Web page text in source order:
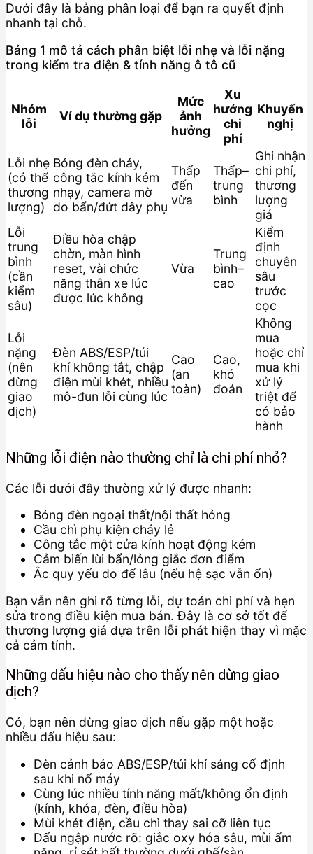
Dưới đây là bảng phân loại để bạn ra quyết định
nhanh tại chỗ.
Bảng 1 mô tả cách phân biệt lỗi nhẹ và lỗi nặng
trong kiểm tra điện & tính năng ô tô cũ
Nhóm
lỗi
Ví dụ thường gặp
Mức
ảnh
hưởng
Xu
hướng
chi
phí
Khuyến
nghị
Lỗi nhẹ
(có thể
thương
lượng)
Bóng đèn cháy,
công tắc kính kém
nhạy, camera mờ
do bẩn/đứt dây phụ
Thấp
đến
vừa
Thấp–
trung
bình
Ghi nhận
chi phí,
thương
lượng
giá
Lỗi
trung
bình
(cần
kiểm
sâu)
Điều hòa chập
chờn, màn hình
reset, vài chức
năng thân xe lúc
được lúc không
Vừa
Trung
bình–
cao
Kiểm
định
chuyên
sâu
trước
cọc
Lỗi
nặng
(nên
dừng
giao
dịch)
Đèn ABS/ESP/túi
khí không tắt, chập
điện mùi khét, nhiều
mô-đun lỗi cùng lúc
Cao
(an
toàn)
Cao,
khó
đoán
Không
mua
hoặc chỉ
mua khi
xử lý
triệt để
có bảo
hành
Những lỗi điện nào thường chỉ là chi phí nhỏ?
Các lỗi dưới đây thường xử lý được nhanh:
Bóng đèn ngoại thất/nội thất hỏng
Cầu chì phụ kiện cháy lẻ
Công tắc một cửa kính hoạt động kém
Cảm biến lùi bẩn/lỏng giắc đơn điểm
Ắc quy yếu do để lâu (nếu hệ sạc vẫn ổn)
Bạn vẫn nên ghi rõ từng lỗi, dự toán chi phí và hẹn
sửa trong điều kiện mua bán. Đây là cơ sở tốt để
thương lượng giá dựa trên lỗi phát hiện thay vì mặc
cả cảm tính.
Những dấu hiệu nào cho thấy nên dừng giao
dịch?
Có, bạn nên dừng giao dịch nếu gặp một hoặc
nhiều dấu hiệu sau:
Đèn cảnh báo ABS/ESP/túi khí sáng cố định
sau khi nổ máy
Cùng lúc nhiều tính năng mất/không ổn định
(kính, khóa, đèn, điều hòa)
Mùi khét điện, cầu chì thay sai cỡ liên tục
Dấu ngập nước rõ: giắc oxy hóa sâu, mùi ẩm